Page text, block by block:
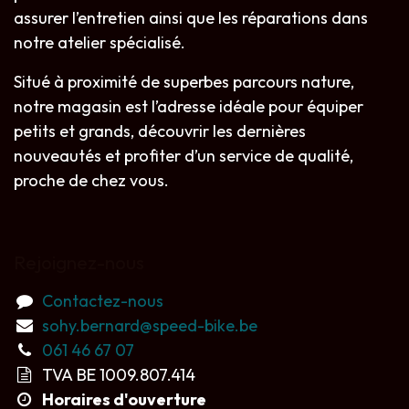
assurer l’entretien ainsi que les réparations dans
notre atelier spécialisé.
Situé à proximité de superbes parcours nature,
notre magasin est l’adresse idéale pour équiper
petits et grands, découvrir les dernières
nouveautés et profiter d’un service de qualité,
proche de chez vous.
Contactez-nous
sohy.bernard@speed-bike.be
061 46 67 07
TVA BE 1009.807.414
Horaires d'ouverture